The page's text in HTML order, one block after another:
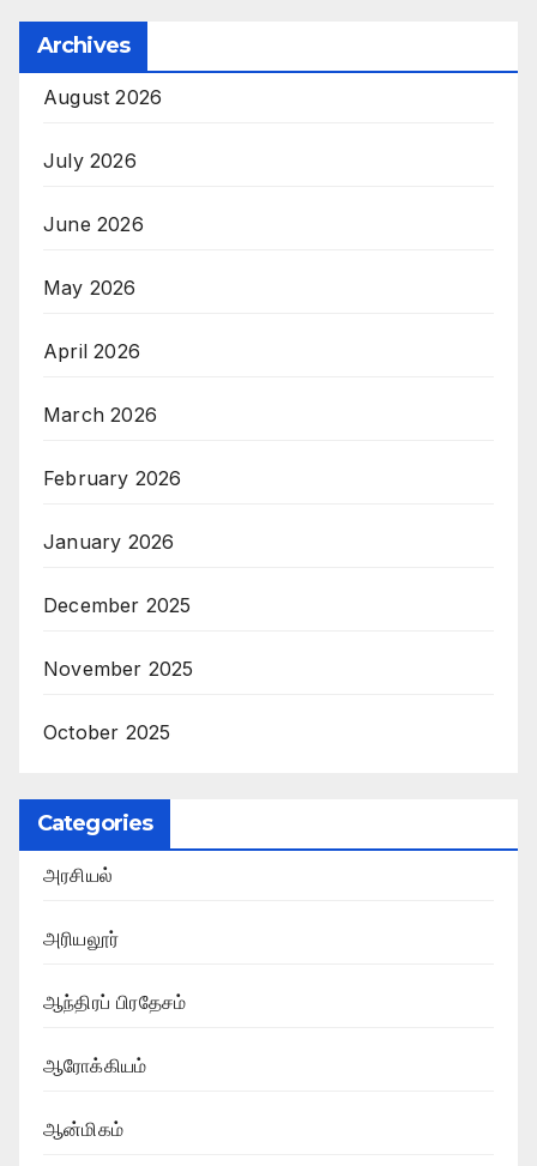
Archives
August 2026
July 2026
June 2026
May 2026
April 2026
March 2026
February 2026
January 2026
December 2025
November 2025
October 2025
Categories
அரசியல்
அரியலூர்
ஆந்திரப் பிரதேசம்
ஆரோக்கியம்
ஆன்மிகம்